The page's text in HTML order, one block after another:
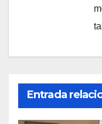
Entrada